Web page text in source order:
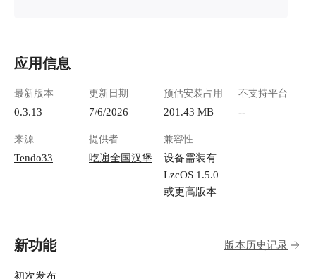
应用信息
最新版本
0.3.13
更新日期
7/6/2026
预估安装占用
201.43 MB
不支持平台
--
来源
Tendo33
提供者
吃遍全国汉堡
兼容性
设备需装有
LzcOS 1.5.0
或更高版本
新功能 版本历史记录
初次发布